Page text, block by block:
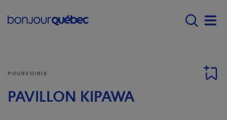
Main navigation -
POURVOIRIE
PAVILLON KIPAWA